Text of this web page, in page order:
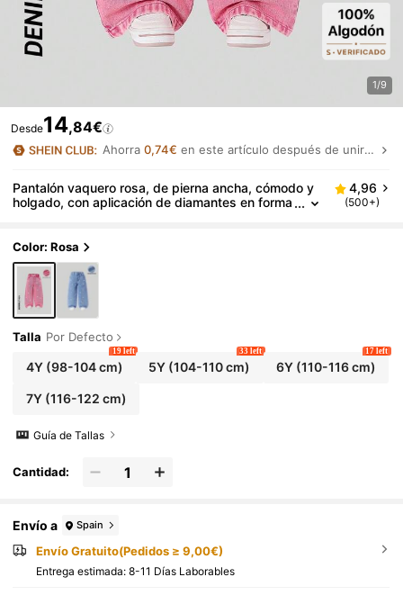
1/9
Desde14,84€
Ahorra 0,74€ en este artículo después de unirte.
Pantalón vaquero rosa, de pierna ancha, cómodo y
holgado, con aplicación de diamantes en forma
4,96
(500+)
Color: Rosa
Talla Por Defecto
4Y(98-104 cm)
19 left
5Y (104-110 cm)
33 left
6Y(110-116 cm)
17 left
7Y(116-122 cm)
Guía de Tallas
Cantidad:
Envío a Spain
Envío Gratuito(Pedidos ≥ 9,00€)
Entrega estimada: 8-11 Días Laborables